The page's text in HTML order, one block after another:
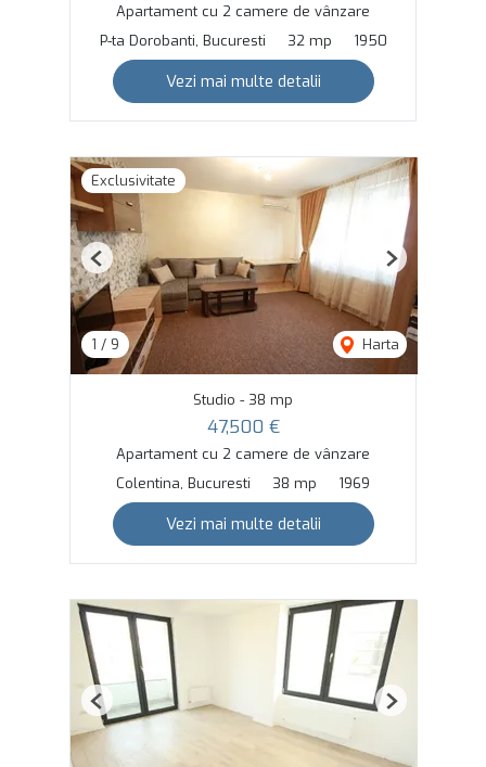
Apartament cu 2 camere de vânzare
P-ta Dorobanti, Bucuresti
32 mp 1950
Vezi mai multe detalii
Exclusivitate
1 / 9 Harta
Previous Next
Studio - 38 mp
47,500 €
Apartament cu 2 camere de vânzare
Colentina, Bucuresti
38 mp 1969
Vezi mai multe detalii
Previous Next